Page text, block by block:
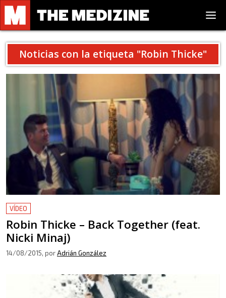
Noticias con la etiqueta "Robin Thicke"
VÍDEO
Robin Thicke – Back Together (feat.
Nicki Minaj)
14/08/2015, porAdrián González